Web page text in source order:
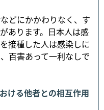
どにかかわりなく、す
あります。日本人は感
接種した人は感染しに
百害あって一利なしで
ける他者との相互作用